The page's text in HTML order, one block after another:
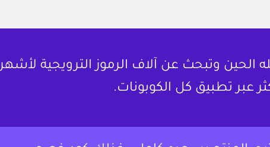
وتبحث عن آلاف الرموز الترويجية لأشهر
عبر تطبيق كل الكوبونات.